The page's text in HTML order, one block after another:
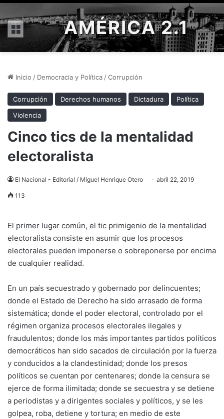
Menú AMÉRICA 2.1
Inicio / Democracia y Política /Corrupción
Corrupción Derechos humanos Dictadura
Política
Violencia
Cinco tics de la mentalidad
electoralista
El Nacional - Editorial / Miguel Henrique Otero abril 22, 2019
113
El primer lugar común, el tic primigenio de la mentalidad
electoralista consiste en asumir que los procesos
electorales pueden imponerse o sobreponerse por encima
de cualquier realidad.
En un país secuestrado y gobernado por delincuentes;
donde el Estado de Derecho ha sido arrasado de forma
sistemática; donde el poder electoral, controlado por el
régimen organiza procesos electorales ilegales y
fraudulentos; donde los más importantes partidos políticos
democráticos han sido sacados de circulación por la fuerza
y conducidos a la clandestinidad; donde los presos
políticos se cuentan por centenares; donde la censura se
ejerce de forma ilimitada; donde se secuestra y se detiene
a periodistas y a dirigentes sociales y políticos, y se les
golpea, roba, detiene y tortura; en medio de este